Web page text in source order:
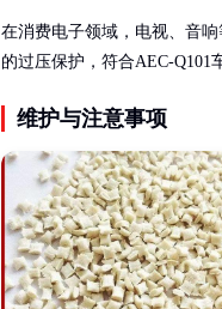
在消费电子领域，电视、音
的过压保护，符合AEC-Q101
维护与注意事项